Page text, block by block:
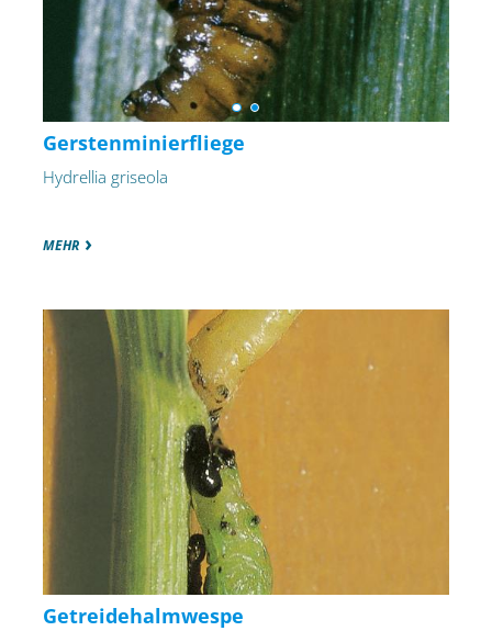
Gerstenminierfliege
Hydrellia griseola
MEHR
Getreidehalmwespe